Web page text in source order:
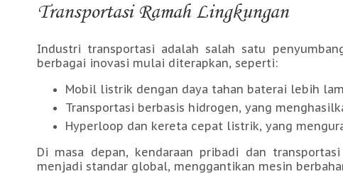
Transportasi Ramah Lingkungan
Industri transportasi adalah salah satu
berbagai inovasi mulai diterapkan, seperti:
Mobil listrik dengan daya tahan baterai lebih
Transportasi berbasis hidrogen, yang
Hyperloop dan kereta cepat listrik, yang
Di masa depan, kendaraan pribadi dan
menjadi standar global, menggantikan mesin